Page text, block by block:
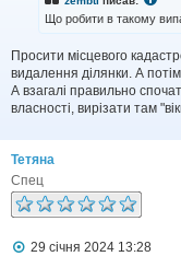
л
е
н
н
Що робити в такому
Просити місцевого
видалення ділянки. А
А взагалі правильно
власності, вирізати там
Тетяна
Спец
П
29 січня 2024 13:28